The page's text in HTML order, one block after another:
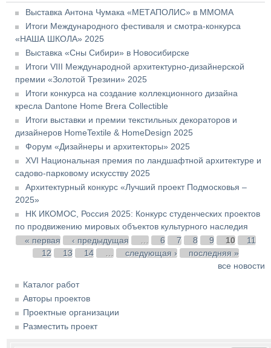
Выставка Антона Чумака «МЕТАПОЛИС» в ММОМА
Итоги Международного фестиваля и смотра-конкурса
«НАША ШКОЛА» 2025
Выставка «Сны Сибири» в Новосибирске
Итоги VIII Международной архитектурно-дизайнерской
премии «Золотой Трезини» 2025
Итоги конкурса на создание коллекционного дизайна
кресла Dantone Home Brera Collectible
Итоги выставки и премии текстильных декораторов и
дизайнеров HomeTextile & HomeDesign 2025
Форум «Дизайнеры и архитекторы» 2025
XVI Национальная премия по ландшафтной архитектуре и
садово-парковому искусству 2025
Архитектурный конкурс «Лучший проект Подмосковья –
2025»
НК ИКОМОС, Россия 2025: Конкурс студенческих проектов
по продвижению мировых объектов культурного наследия
Страницы
« первая ‹ предыдущая 6 7 8 9 10
11
12
13 14 следующая ›
последняя »
все новости
Каталог работ
Авторы проектов
Проектные организации
Разместить проект